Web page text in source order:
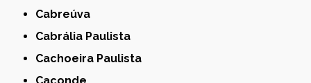
Cabreúva
Cabrália Paulista
Cachoeira Paulista